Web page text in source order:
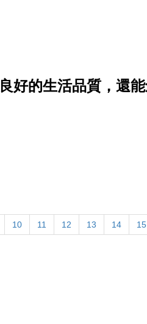
好的生活品質，還
10 11 12 13 14 15